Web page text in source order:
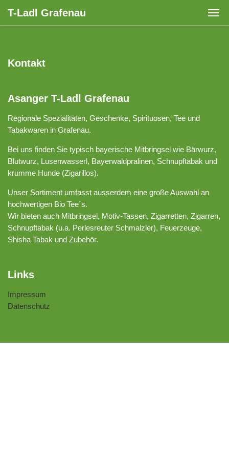
T-Ladl Grafenau
Asanger T-Ladl Grafenau
Regionale Spezialitäten, Geschenke, Spirituosen, Tee und
Tabakwaren in Grafenau.
Bei uns finden Sie typisch bayerische Mitbringsel wie Bärwurz,
Blutwurz, Lusenwasserl, Bayerwaldpralinen, Schnupftabak und
krumme Hunde (Zigarillos).
Unser Sortiment umfasst ausserdem eine große Auswahl an
hochwertigen Bio Tee´s.
Wir bieten auch Mitbringsel, Motiv-Tassen, Zigarretten, Zigarren,
Schnupftabak (u.a. Perlesreuter Schmalzler), Feuerzeuge,
Shisha Tabak und Zubehör.
Kontakt
Links
Impressum
Datenschutz